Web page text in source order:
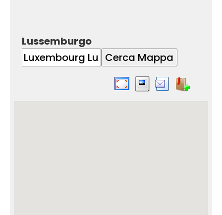
Lussemburgo